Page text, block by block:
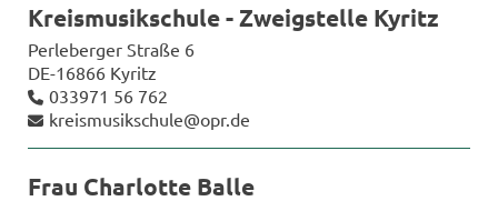
Kreis­mu­sik­schu­le - Zweig­stel­le Ky­ritz
Per­le­ber­ger Stra­ße 6
DE-​16866 Ky­ritz
033971 56 762
kreis­mu­sik­schu­le@opr.de
Frau Char­lot­te Balle